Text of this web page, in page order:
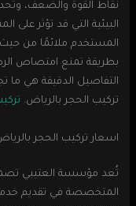
نقاط القوة والضعف،
البيئية التي قد تؤثر
المستخدم ملائمًا من حيث
بطريقة تمنع امتصاص
التفاصيل الدقيقة هي
تركيب الحجر بالرياض.
اسعار تركيب الحجر
تُعد مؤسسة العتيبي
المتخصصة في تقديم